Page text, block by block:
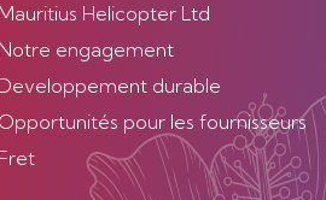
Mauritius Helicopter Ltd
Notre engagement
Developpement durable
Opportunités pour les fournisseurs
Fret